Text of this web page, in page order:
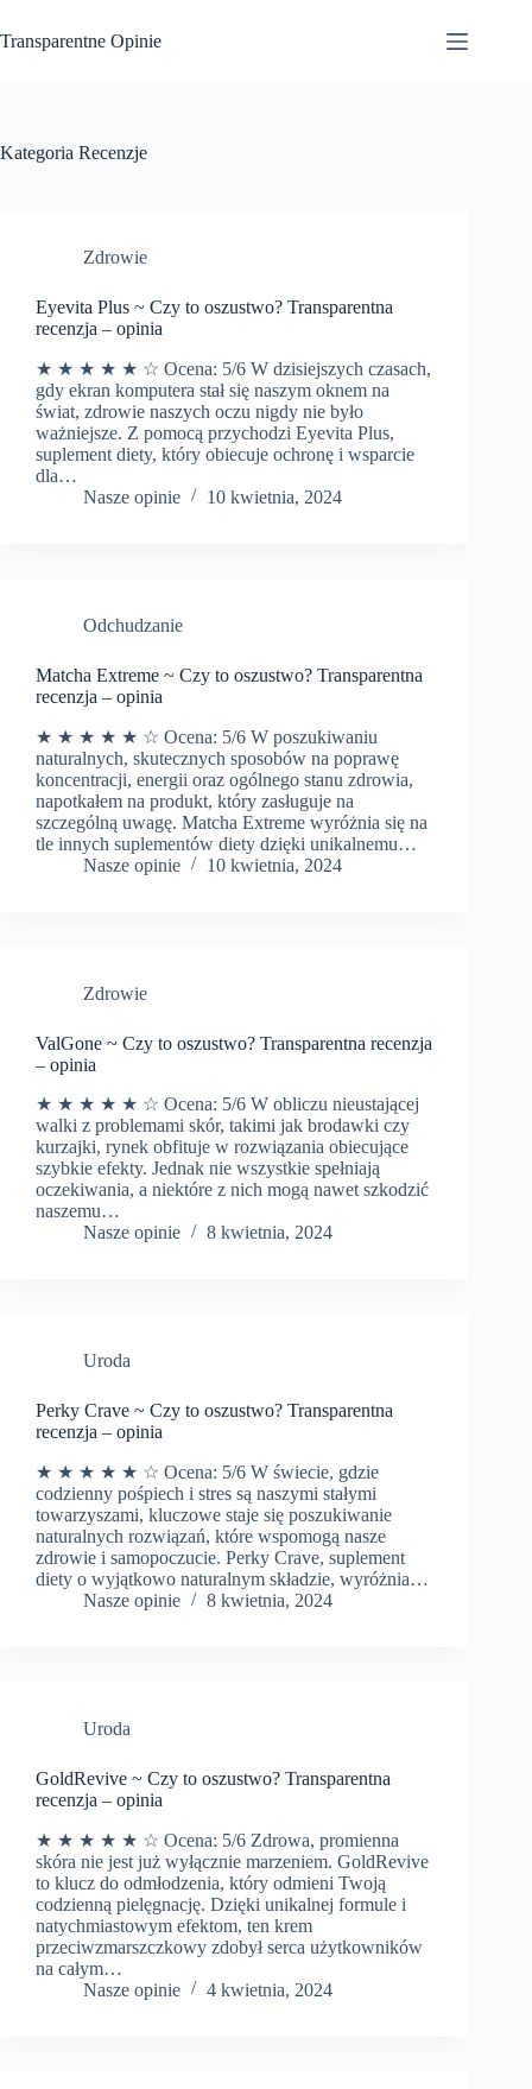
do
treści
Transparentne Opinie
Kategoria Recenzje
Zdrowie
Eyevita Plus ~ Czy to oszustwo? Transparentna
recenzja – opinia
★ ★ ★ ★ ★ ☆ Ocena: 5/6 W dzisiejszych czasach,
gdy ekran komputera stał się naszym oknem na
świat, zdrowie naszych oczu nigdy nie było
ważniejsze. Z pomocą przychodzi Eyevita Plus,
suplement diety, który obiecuje ochronę i wsparcie
dla…
Nasze opinie
10 kwietnia, 2024
Odchudzanie
Matcha Extreme ~ Czy to oszustwo? Transparentna
recenzja – opinia
★ ★ ★ ★ ★ ☆ Ocena: 5/6 W poszukiwaniu
naturalnych, skutecznych sposobów na poprawę
koncentracji, energii oraz ogólnego stanu zdrowia,
napotkałem na produkt, który zasługuje na
szczególną uwagę. Matcha Extreme wyróżnia się na
tle innych suplementów diety dzięki unikalnemu…
Nasze opinie
10 kwietnia, 2024
Zdrowie
ValGone ~ Czy to oszustwo? Transparentna recenzja
– opinia
★ ★ ★ ★ ★ ☆ Ocena: 5/6 W obliczu nieustającej
walki z problemami skór, takimi jak brodawki czy
kurzajki, rynek obfituje w rozwiązania obiecujące
szybkie efekty. Jednak nie wszystkie spełniają
oczekiwania, a niektóre z nich mogą nawet szkodzić
naszemu…
Nasze opinie
8 kwietnia, 2024
Uroda
Perky Crave ~ Czy to oszustwo? Transparentna
recenzja – opinia
★ ★ ★ ★ ★ ☆ Ocena: 5/6 W świecie, gdzie
codzienny pośpiech i stres są naszymi stałymi
towarzyszami, kluczowe staje się poszukiwanie
naturalnych rozwiązań, które wspomogą nasze
zdrowie i samopoczucie. Perky Crave, suplement
diety o wyjątkowo naturalnym składzie, wyróżnia…
Nasze opinie
8 kwietnia, 2024
Uroda
GoldRevive ~ Czy to oszustwo? Transparentna
recenzja – opinia
★ ★ ★ ★ ★ ☆ Ocena: 5/6 Zdrowa, promienna
skóra nie jest już wyłącznie marzeniem. GoldRevive
to klucz do odmłodzenia, który odmieni Twoją
codzienną pielęgnację. Dzięki unikalnej formule i
natychmiastowym efektom, ten krem
przeciwzmarszczkowy zdobył serca użytkowników
na całym…
Nasze opinie
4 kwietnia, 2024